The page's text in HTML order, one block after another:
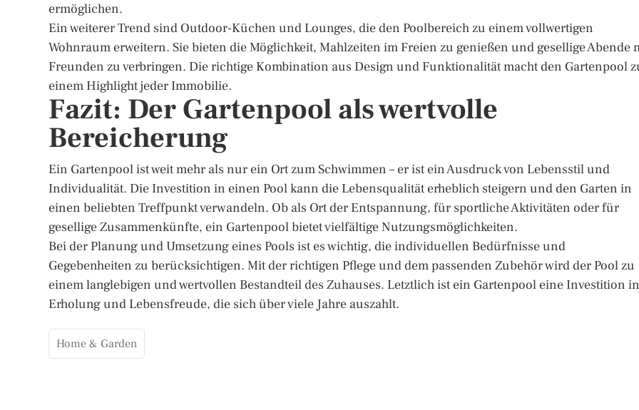
ermöglichen.
Ein weiterer Trend sind Outdoor-Küchen und Lounges, die den Poolbereich zu einem vollwertigen
Wohnraum erweitern. Sie bieten die Möglichkeit, Mahlzeiten im Freien zu genießen und gesellige Abende
Freunden zu verbringen. Die richtige Kombination aus Design und Funktionalität macht den Gartenpool
einem Highlight jeder Immobilie.
Fazit: Der Gartenpool als wertvolle
Bereicherung
Ein Gartenpool ist weit mehr als nur ein Ort zum Schwimmen – er ist ein Ausdruck von Lebensstil und
Individualität. Die Investition in einen Pool kann die Lebensqualität erheblich steigern und den Garten in
einen beliebten Treffpunkt verwandeln. Ob als Ort der Entspannung, für sportliche Aktivitäten oder für
gesellige Zusammenkünfte, ein Gartenpool bietet vielfältige Nutzungsmöglichkeiten.
Bei der Planung und Umsetzung eines Pools ist es wichtig, die individuellen Bedürfnisse und
Gegebenheiten zu berücksichtigen. Mit der richtigen Pflege und dem passenden Zubehör wird der Pool zu
einem langlebigen und wertvollen Bestandteil des Zuhauses. Letztlich ist ein Gartenpool eine Investition in
Erholung und Lebensfreude, die sich über viele Jahre auszahlt.
Home & Garden